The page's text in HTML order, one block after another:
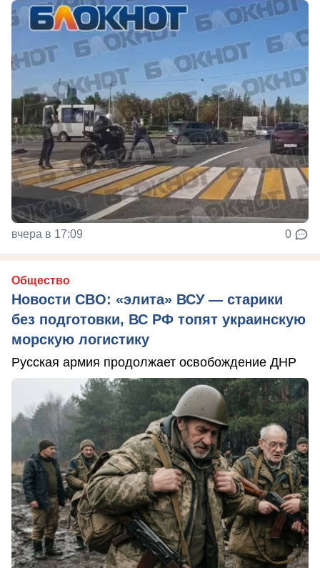
вчера в 17:09 0
Общество
Новости СВО: «элита» ВСУ — старики
без подготовки, ВС РФ топят украинскую
морскую логистику
Русская армия продолжает освобождение ДНР